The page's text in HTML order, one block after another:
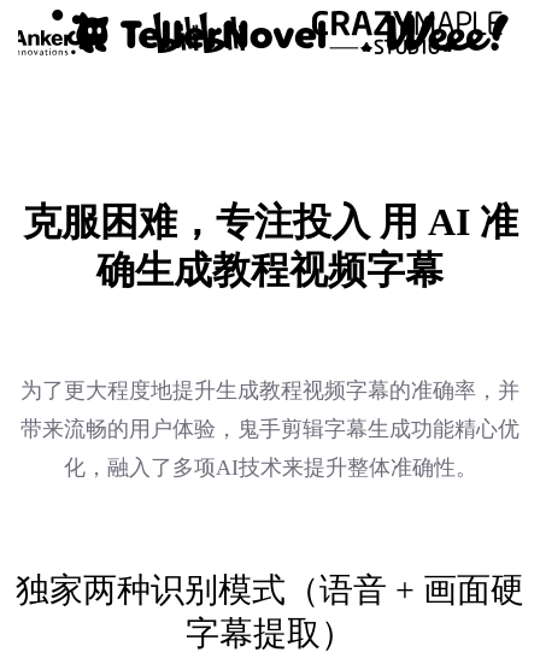
克服困难，专注投入 用 AI 准
确生成教程视频字幕
为了更大程度地提升生成教程视频字幕的准确率，并
带来流畅的用户体验，鬼手剪辑字幕生成功能精心优
化，融入了多项AI技术来提升整体准确性。
独家两种识别模式（语音 + 画面硬
字幕提取）